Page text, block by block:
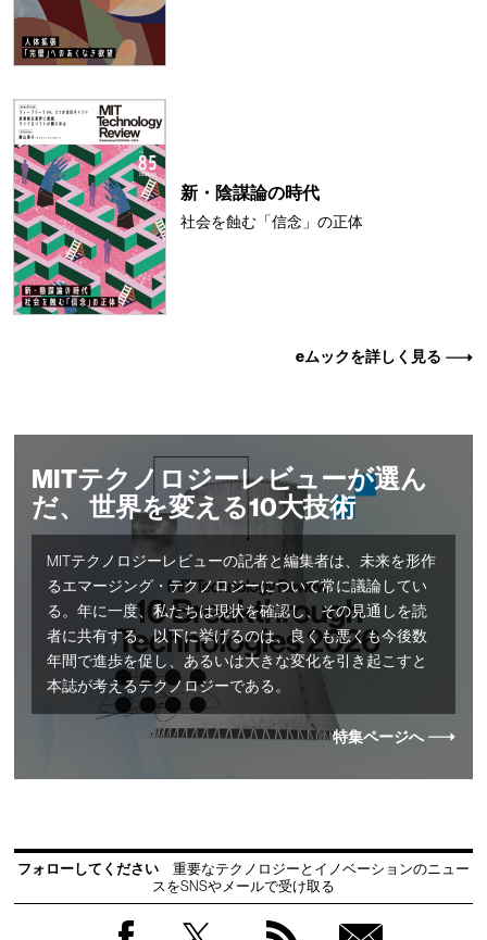
新・陰謀論の時代
社会を蝕む「信念」の正体
eムックを詳しく見る
MITテクノロジーレビューが選ん
だ、 世界を変える10大技術
MITテクノロジーレビューの記者と編集者は、未来を形作
るエマージング・テクノロジーについて常に議論してい
る。年に一度、私たちは現状を確認し、その見通しを読
者に共有する。以下に挙げるのは、良くも悪くも今後数
年間で進歩を促し、あるいは大きな変化を引き起こすと
本誌が考えるテクノロジーである。
特集ページへ
フォローしてください
重要なテクノロジーとイノベーションのニュー
スをSNSやメールで受け取る